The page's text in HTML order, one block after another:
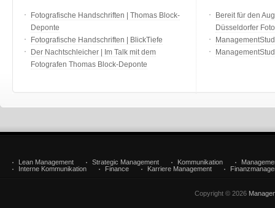
Fotografische Handschriften | Thomas Block-
Deponte
Fotografische Handschriften | BlickTiefe
Der Nachtschleicher | Im Talk mit dem
Fotografen Thomas Block-Deponte
Bereit für den
Düsseldorfer
Lean Management Strategic Management Kommunikation
Interne Kommunikation
Finance Karriere Management
Copyright © 2026